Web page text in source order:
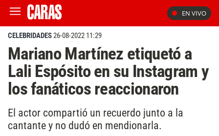
EN VIVO
CELEBRIDADES26-08-2022 11:29
Mariano Martínez etiquetó a
Lali Espósito en su Instagram y
los fanáticos reaccionaron
El actor compartió un recuerdo junto a la
cantante y no dudó en mendionarla.